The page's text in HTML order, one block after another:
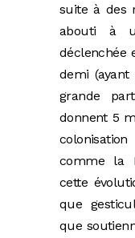
suite à des
abouti à
déclenchée
demi
grande
donnent 5
comme la
cette
que
que